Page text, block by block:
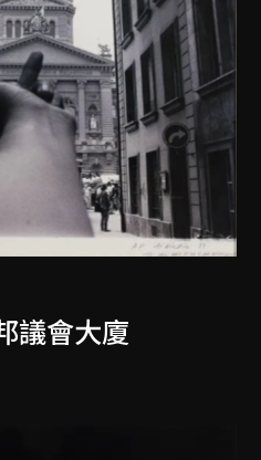
議會大廈